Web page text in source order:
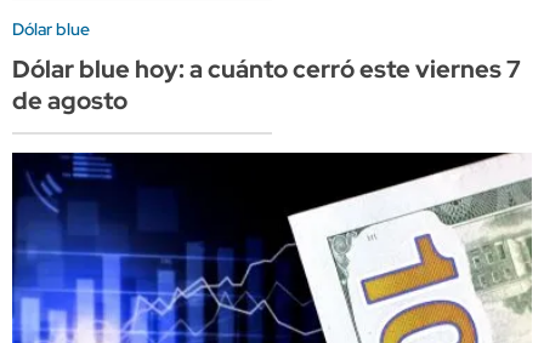
Dólar blue
Dólar blue hoy: a cuánto cerró este viernes 7
de agosto